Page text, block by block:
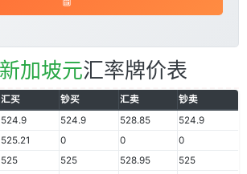
新加坡元汇率牌价表
汇买 钞买 汇卖
钞卖
524.9 524.9 528.85
524.9
525.21 0 0
0
525 525 528.95
525